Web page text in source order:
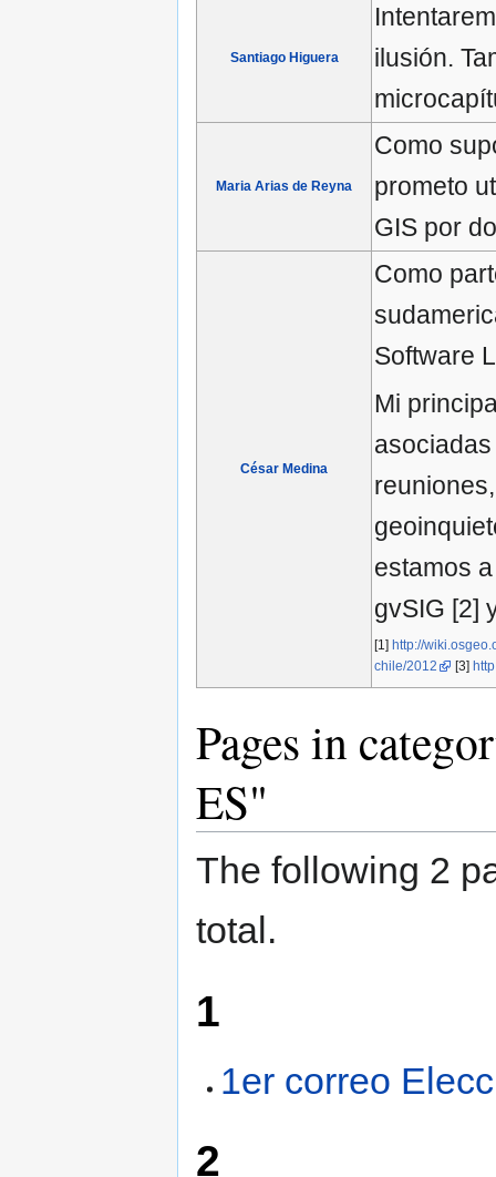
Santiago Higuera
ilusión.
Maria Arias de Reyna
Como
prometo
GIS por
César Medina
Como
Software
Mi
estamos
gvSIG [2]
[1] http://
chile/2012
[3]
Pages in
ES"
The following 2
total.
1
1er correo
2